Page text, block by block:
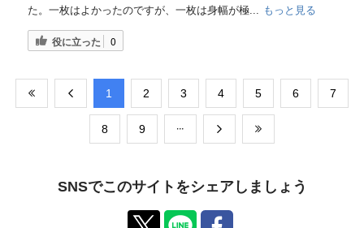
た。一枚はよかったのですが、一枚は身幅が極... もっと見る
役に立った 0
​1 ​2 ​3 ​4 ​5 ​6 ​7
​8 ​9
SNSでこのサイトをシェアしましょう